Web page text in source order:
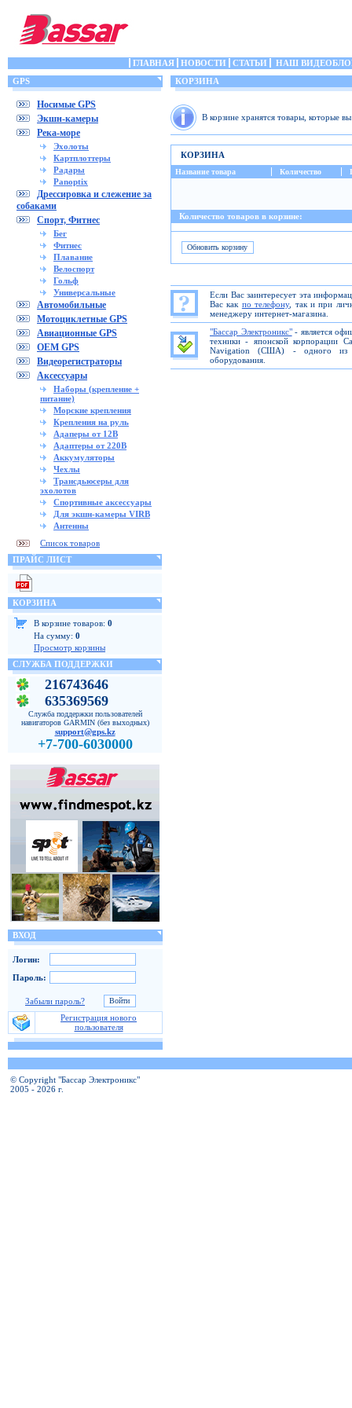
ГЛАВНАЯ НОВОСТИ СТАТЬИ
НАШ
GPS
Носимые GPS
Экшн-камеры
Река-море
Эхолоты
Картплоттеры
Радары
Panoptix
Дрессировка и слежение за
собаками
Спорт, Фитнес
Бег
Фитнес
Плавание
Велоспорт
Гольф
Универсальные
Автомобильные
Мотоциклетные GPS
Авиационные GPS
OEM GPS
Видеорегистраторы
Аксессуары
Наборы (крепление +
питание)
Морские крепления
Крепления на руль
Адаперы от 12В
Адаптеры от 220В
Аккумуляторы
Чехлы
Трансдьюсеры для
эхолотов
Спортивные аксессуары
Для экшн-камеры VIRB
Антенны
Список товаров
ПРАЙС ЛИСТ
КОРЗИНА
В корзине товаров: 0
На сумму: 0
Просмотр корзины
СЛУЖБА ПОДДЕРЖКИ
216743646
635369569
Служба поддержки пользователей
навигаторов GARMIN (без выходных)
support@gps.kz
+7-700-6030000
ВХОД
Логин:
Пароль:
Забыли пароль?
Регистрация нового
пользователя
КОРЗИНА
В корзине хранятся товары, которые
КОРЗИНА
Название товара Количество
Количество товаров в корзине:
Если Вас заинтересует эта
Вас как по телефону, так и при
менеджеру интернет-магазина.
"Бассар Электроникс"- является
техники - японской корпорации
Navigation (США) - одного из
оборудования.
© Copyright "Бассар Электроникс"
2005 - 2026 г.